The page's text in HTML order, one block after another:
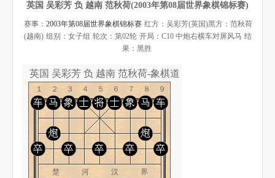
象棋棋谱
残局破解
英国 吴彩芳 负 越南 范秋荷(2003年第08届世界象棋锦标赛)
赛事： 2003年第08届世界象棋锦标赛 红方：吴彩芳(英国)黑方：范秋荷
(越南) 组别：女子组 轮次：第02轮 开局：C10 中炮右横车对屏风马 结
果：黑胜
英国 吴彩芳 负 越南 范秋荷-象棋道
１２３４５６７８９
楚 河 汉 界